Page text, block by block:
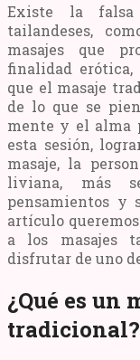
Existe la falsa
tailandeses,
masajes que
finalidad erótica,
que el masaje
de lo que se
mente y el alma
esta sesión,
masaje, la
liviana, más
pensamientos y
artículo
a los masajes
disfrutar de uno
¿Qué es un
tradicional?